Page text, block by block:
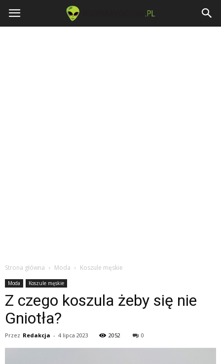
Niewiarygodne.pl
Strona główna Moda Koszule męskie
Moda Koszule męskie
Z czego koszula żeby się nie
Gniotła?
Przez Redakcja - 4 lipca 2023 2052 0